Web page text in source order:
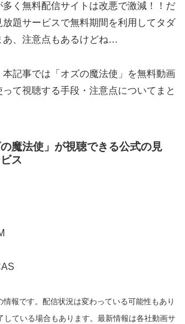
多く無料配信サイトは改悪で激減！！だ
題サービスで無料期間を利用してタダ
あ、注意点もあるけどね…
記事では「オズの魔法使」を無料動画
て視聴する手段・注意点についてまと
魔法使」が視聴できる公式の見
ス
情報です。配信状況は変わっている可能性もあり
している場合もあります。最新情報は各社動画サ